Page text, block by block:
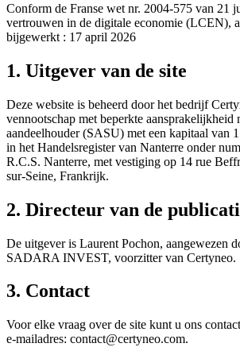
Conform de Franse wet nr. 2004-575 van 21
vertrouwen in de digitale economie (LCEN),
bijgewerkt : 17 april 2026
1. Uitgever van de site
Deze website is beheerd door het bedrijf
vennootschap met beperkte aansprakelijkheid
aandeelhouder (SASU) met een kapitaal van
in het Handelsregister van Nanterre onder
R.C.S. Nanterre, met vestiging op 14 rue
sur-Seine, Frankrijk.
2. Directeur van de
De uitgever is Laurent Pochon, aangewezen
SADARA INVEST, voorzitter van Certyneo.
3. Contact
Voor elke vraag over de site kunt u ons
e-mailadres: contact@certyneo.com.